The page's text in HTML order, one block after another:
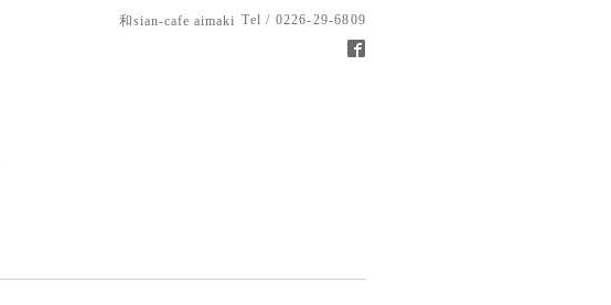
和sian-cafe aimaki Tel / 0226-29-6809